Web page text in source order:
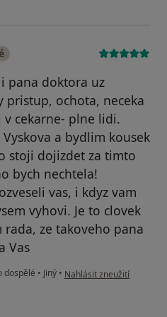
pana doktora uz
ochota, neceka
cekarne- plne lidi.
a bydlim kousek
stoji dojizdet za timto
bych nechtela!
vas, i kdyz vam
vyhovi. Je to clovek
rada, ze takoveho pana
Vas
dospělé • Jiný • podle názoru uživatele
Nahlásit zneužití